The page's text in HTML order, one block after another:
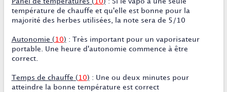
température de chauffe et qu'elle est bonne pour la
majorité des herbes utilisées, la note sera de 5/10
Autonomie ( 10) : Très important pour un vaporisateur
portable. Une heure d'autonomie commence à être
correct.
Temps de chauffe ( 10) : Une ou deux minutes pour
atteindre la bonne température est correct